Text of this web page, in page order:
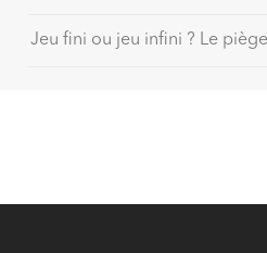
Jeu fini ou jeu infini ? Le